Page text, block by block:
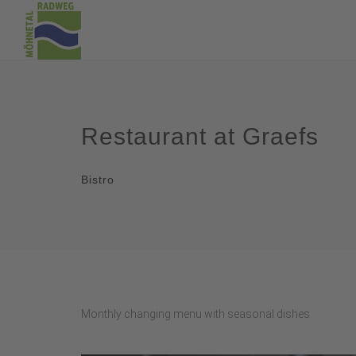
Restaurant at Graefs
Bistro
Monthly changing menu with seasonal dishes